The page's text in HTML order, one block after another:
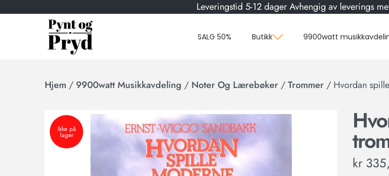
Leveringstid 5-12 dager Avhengig av leverings
SALG 50% Butikk 9900watt
Hjem / 9900watt Musikkavdeling / Noter Og Lærebøker /Trommer / Hvordan
Ikke på
lager
kr